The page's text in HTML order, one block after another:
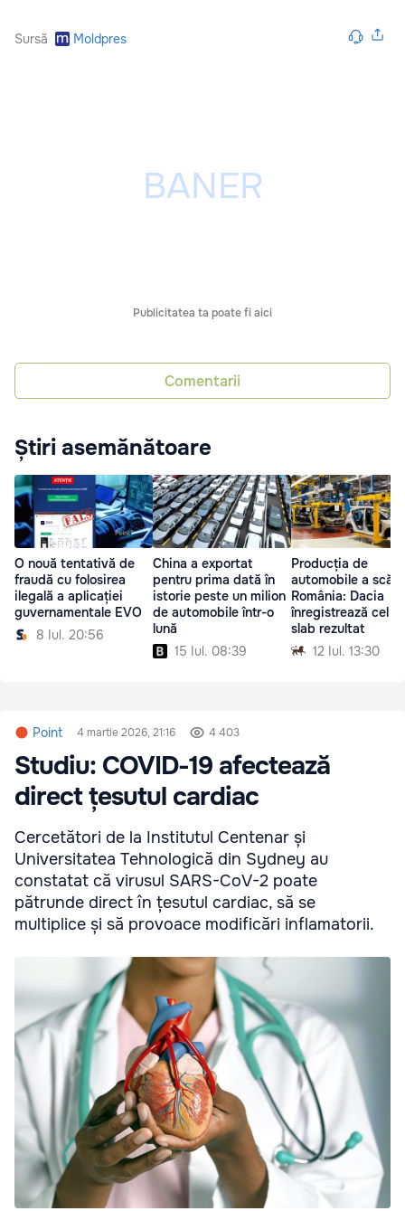
Sursă Moldpres
Publicitatea ta poate fi aici
Comentarii
Știri asemănătoare
O nouă tentativă de
fraudă cu folosirea
ilegală a aplicației
guvernamentale EVO
8 Iul. 20:56
China a exportat
pentru prima dată în
istorie peste un milion
de automobile într-o
lună
15 Iul. 08:39
Producția de
automobile a
România: Dacia
înregistrează cel
slab rezultat
12 Iul. 13:30
Point 4 martie 2026, 21:16 4 403
Studiu: COVID-19 afectează
direct țesutul cardiac
Cercetători de la Institutul Centenar și
Universitatea Tehnologică din Sydney au
constatat că virusul SARS-CoV-2 poate
pătrunde direct în țesutul cardiac, să se
multiplice și să provoace modificări inflamatorii.